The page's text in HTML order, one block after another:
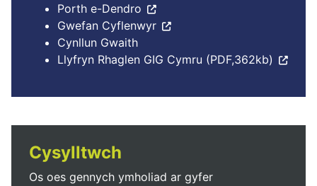
Porth e-Dendro
Gwefan Cyflenwyr
Cynllun Gwaith
Llyfryn Rhaglen GIG Cymru (PDF,362kb)
Cysylltwch
Os oes gennych ymholiad ar gyfer